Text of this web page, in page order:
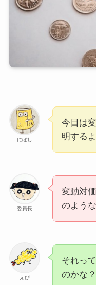
にぼし
今日は
明するよ
委員長
変動対
のよう
えび
それっ
のかな？